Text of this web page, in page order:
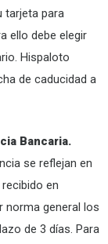
tarjeta para
ello debe elegir
Hispaloto
de caducidad a
Bancaria.
se reflejan en
en
norma general los
de 3 días. Para